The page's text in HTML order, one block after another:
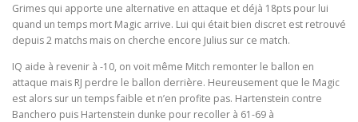
Grimes qui apporte une alternative en attaque et déjà 18pts pour lui
quand un temps mort Magic arrive. Lui qui était bien discret est retrouvé
depuis 2 matchs mais on cherche encore Julius sur ce match.
IQ aide à revenir à -10, on voit même Mitch remonter le ballon en
attaque mais RJ perdre le ballon derrière. Heureusement que le Magic
est alors sur un temps faible et n’en profite pas. Hartenstein contre
Banchero puis Hartenstein dunke pour recoller à 61-69 à